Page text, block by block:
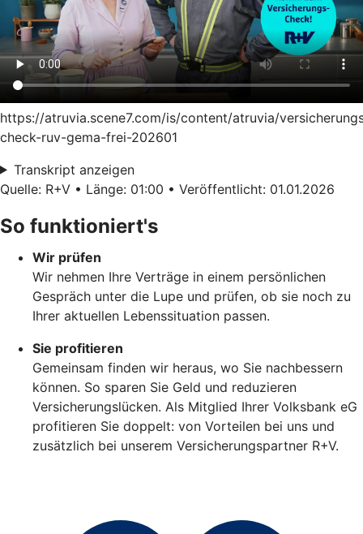
https://atruvia.scene7.com/is/content/atruvia/
check-ruv-gema-frei-202601
Transkript anzeigen
Quelle: R+V • Länge: 01:00 • Veröffentlicht: 01.01.2026
So funktioniert's
Wir prüfen
Wir nehmen Ihre Verträge in einem persönlichen
Gespräch unter die Lupe und prüfen, ob sie noch zu
Ihrer aktuellen Lebenssituation passen.
Sie profitieren
Gemeinsam finden wir heraus, wo Sie nachbessern
können. So sparen Sie Geld und reduzieren
Versicherungslücken. Als Mitglied Ihrer Volksbank eG
profitieren Sie doppelt: von Vorteilen bei uns und
zusätzlich bei unserem Versicherungspartner R+V.